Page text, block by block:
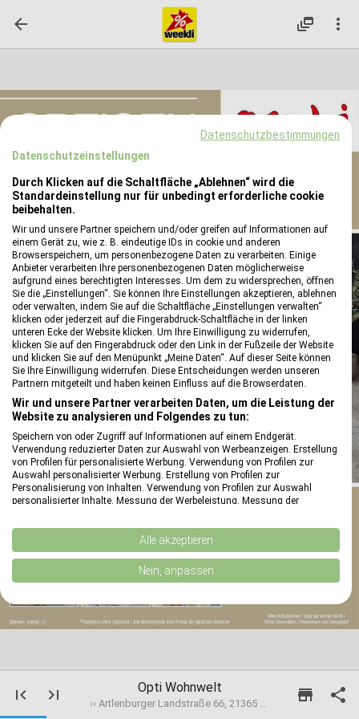
 dynamic_feed 
reply
reply
reply
reply
reply
reply
reply
reply
reply
reply
first_page last_page Opti Wohnwelt
›› Artlenburger Landstraße 66, 21365 Adendorf store 
Datenschutzbestimmungen
Datenschutzeinstellungen
Durch Klicken auf die Schaltfläche „Ablehnen“ wird die
Standardeinstellung nur für unbedingt erforderliche cookie
beibehalten.
Wir und unsere Partner speichern und/oder greifen auf Informationen auf
einem Gerät zu, wie z. B. eindeutige IDs in cookie und anderen
Browserspeichern, um personenbezogene Daten zu verarbeiten. Einige
Anbieter verarbeiten Ihre personenbezogenen Daten möglicherweise
aufgrund eines berechtigten Interesses. Um dem zu widersprechen, öffnen
Sie die „Einstellungen“. Sie können Ihre Einstellungen akzeptieren, ablehnen
oder verwalten, indem Sie auf die Schaltfläche „Einstellungen verwalten“
klicken oder jederzeit auf die Fingerabdruck-Schaltfläche in der linken
unteren Ecke der Website klicken. Um Ihre Einwilligung zu widerrufen,
klicken Sie auf den Fingerabdruck oder den Link in der Fußzeile der Website
und klicken Sie auf den Menüpunkt „Meine Daten“. Auf dieser Seite können
Sie Ihre Einwilligung widerrufen. Diese Entscheidungen werden unseren
Partnern mitgeteilt und haben keinen Einfluss auf die Browserdaten.
Wir und unsere Partner verarbeiten Daten, um die Leistung der
Website zu analysieren und Folgendes zu tun:
Speichern von oder Zugriff auf Informationen auf einem Endgerät.
Verwendung reduzierter Daten zur Auswahl von Werbeanzeigen. Erstellung
von Profilen für personalisierte Werbung. Verwendung von Profilen zur
Auswahl personalisierter Werbung. Erstellung von Profilen zur
Personalisierung von Inhalten. Verwendung von Profilen zur Auswahl
personalisierter Inhalte. Messung der Werbeleistung. Messung der
Kombinationen von Daten aus verschiedenen Quellen. Entwicklung und
Verbesserung der Angebote. Verwendung reduzierter Daten zur Auswahl
von Inhalten.
Daten können außerhalb der Europäischen Union weitergegeben und in die
USA gesendet werden.
Website/App.
Partnerliste anzeigen (1 IAB-Anbieter)
IAB-Verarbeitungszwecke:
Speichern von oder Zugriff auf Informationen
auf einem Endgerät
Alle akzeptieren
Nein, anpassen